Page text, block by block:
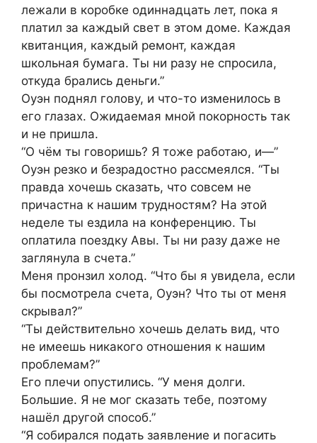
лежали в коробке одиннадцать лет, пока я
платил за каждый свет в этом доме. Каждая
квитанция, каждый ремонт, каждая
школьная бумага. Ты ни разу не спросила,
откуда брались деньги.”
Оуэн поднял голову, и что-то изменилось в
его глазах. Ожидаемая мной покорность так
и не пришла.
“О чём ты говоришь? Я тоже работаю, и—”
Оуэн резко и безрадостно рассмеялся. “Ты
правда хочешь сказать, что совсем не
причастна к нашим трудностям? На этой
неделе ты ездила на конференцию. Ты
оплатила поездку Авы. Ты ни разу даже не
заглянула в счета.”
Меня пронзил холод. “Что бы я увидела, если
бы посмотрела счета, Оуэн? Что ты от меня
скрывал?”
“Ты действительно хочешь делать вид, что
не имеешь никакого отношения к нашим
проблемам?”
Его плечи опустились. “У меня долги.
Большие. Я не мог сказать тебе, поэтому
нашёл другой способ.”
“Я собирался подать заявление и погасить